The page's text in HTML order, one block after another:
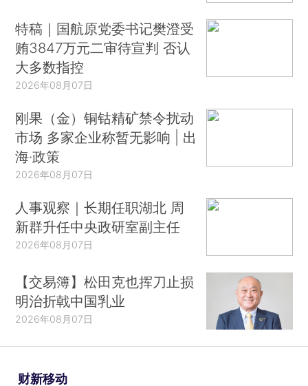
特稿｜国航原党委书记樊澄受
贿3847万元二审待宣判 否认
大多数指控
2026年08月07日
刚果（金）铜钴精矿禁令扰动
市场 多家企业称暂无影响 | 出
海·政策
2026年08月07日
人事观察｜长期任职湖北 周
新群升任中央政研室副主任
2026年08月07日
【交易簿】松田克也挥刀止损
明治折戟中国乳业
2026年08月07日
财新移动